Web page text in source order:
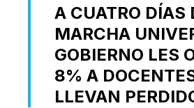
A CUATRO DÍAS
MARCHA
GOBIERNO LES
8% A
LLEVAN